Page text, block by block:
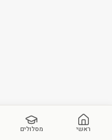
ראשי מסלולים